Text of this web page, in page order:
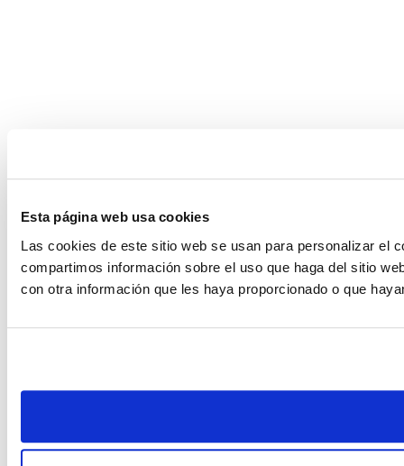
Esta página web usa cookies
Las cookies de este sitio web se usan para personalizar el
compartimos información sobre el uso que haga del sitio
con otra información que les haya proporcionado o que